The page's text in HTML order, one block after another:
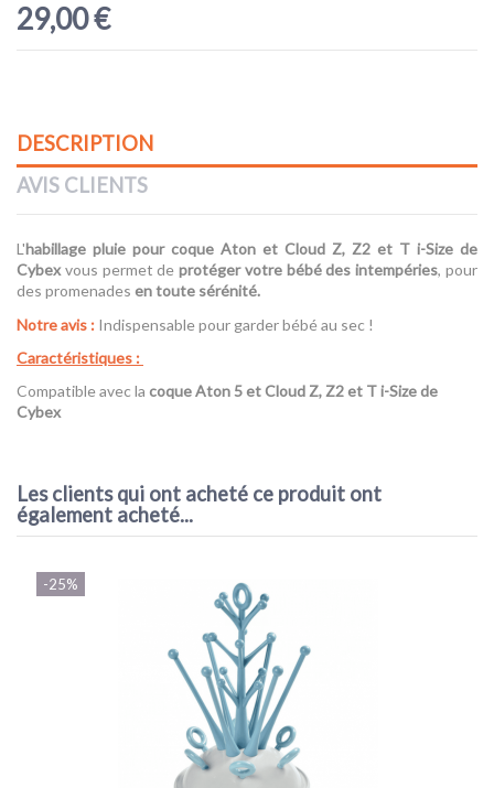
29,00 €
DESCRIPTION
AVIS CLIENTS
L'habillage pluie pour coque Aton et Cloud Z, Z2 et T i-Size de
Cybexvous permet deprotéger votre bébé des intempéries, pour
des promenades en toute sérénité.
Notre avis : Indispensable pour garder bébé au sec !
Caractéristiques :
Compatible avec la coque Aton 5 et Cloud Z, Z2 et T i-Size de
Cybex
VOIR L'ATTESTATION 9.2
Publié le 20/12/2022 à 17:31(Date de commande : 26/11/2022)
Les clients qui ont acheté ce produit ont
également acheté...
-25%